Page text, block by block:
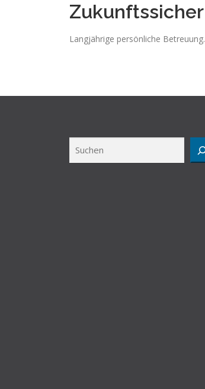
Zukunftssicher
Langjährige persönliche Betreuung.